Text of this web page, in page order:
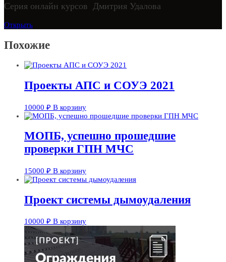
Серия онлайн курсов Дмитрия Удалова
Открыть
Похожие
Проекты АПС и СОУЭ 2021
10000 ₽ В корзину
МОПБ, успешно прошедшие
проверки ГПН МЧС
15000 ₽ В корзину
Проект системы дымоудаления
10000 ₽ В корзину